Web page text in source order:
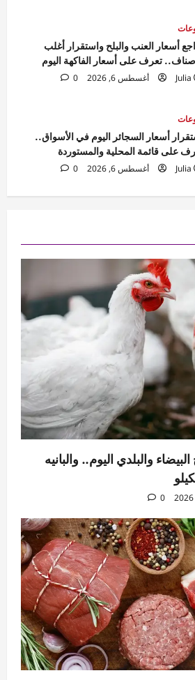
أسعار السجائر اليوم في الأسواق..
على قائمة المحلية والمستوردة
Julia
أغسطس 6, 2026 0
أسعار الخضروات اليوم.. ارتفاع الطماطم
وتراجع البطاطس والكوسة
Julia
أغسطس 6, 2026 0
أسعار الفراخ البيضاء والبلدي اليوم..
يسجل 250 جنيهًا للكيلو
Julia
أغسطس 6, 2026 0
أسعار اللحوم الحمراء في الأسواق
اليوم.. انخفاض يصل إلى 10 جنيهات لبعض
Julia
أغسطس 6, 2026
أسعار العنب والبلح واستقرار أغلب
تعرف على أسعار الفاكهة اليوم
Julia
أغسطس 6, 2026 0
أسعار السجائر اليوم في الأسواق..
Julia
أغسطس 6, 2026 0
أسعار الخضروات اليوم.. ارتفاع الطماطم
وتراجع البطاطس والكوسة
Julia
أغسطس 6, 2026 0
والبلدي اليوم.. والبانيه
0